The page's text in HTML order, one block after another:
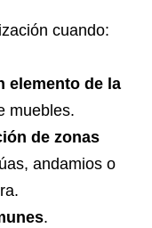
cuando:
elemento de la
muebles.
de zonas
andamios o
.